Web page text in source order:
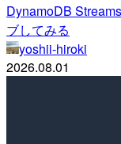
DynamoDB
ブしてみる
yoshii-hiroki
2026.08.01